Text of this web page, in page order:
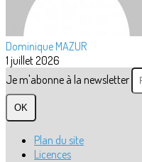
Dominique MAZUR
1 juillet 2026
Je m'abonne à la newsletter
OK
Plan du site
Licences